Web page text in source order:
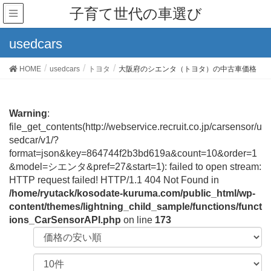
子育て世代の車選び
usedcars
HOME usedcars トヨタ 大阪府のシエンタ（トヨタ）の中古車価格
Warning:
file_get_contents(http://webservice.recruit.co.jp/carsensor/u
sedcar/v1/?
format=json&key=864744f2b3bd619a&count=10&order=1
&model=シエンタ&pref=27&start=1): failed to open stream:
HTTP request failed! HTTP/1.1 404 Not Found in
/home/ryutack/kosodate-kuruma.com/public_html/wp-
content/themes/lightning_child_sample/functions/funct
ions_CarSensorAPI.php on line 173